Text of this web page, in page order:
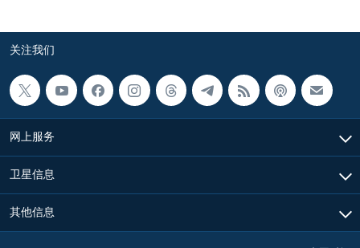
关注我们
网上服务
卫星信息
其他信息